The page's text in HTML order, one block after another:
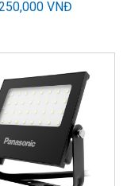
VNĐ